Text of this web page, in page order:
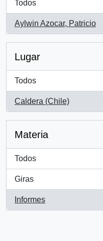
Todos
Aylwin Azocar, Patricio
, 1 resultados
Lugar
Todos
Caldera (Chile)
, 1 resultados
Materia
Todos
Giras
, 1 resultados
Informes
, 1 resultados